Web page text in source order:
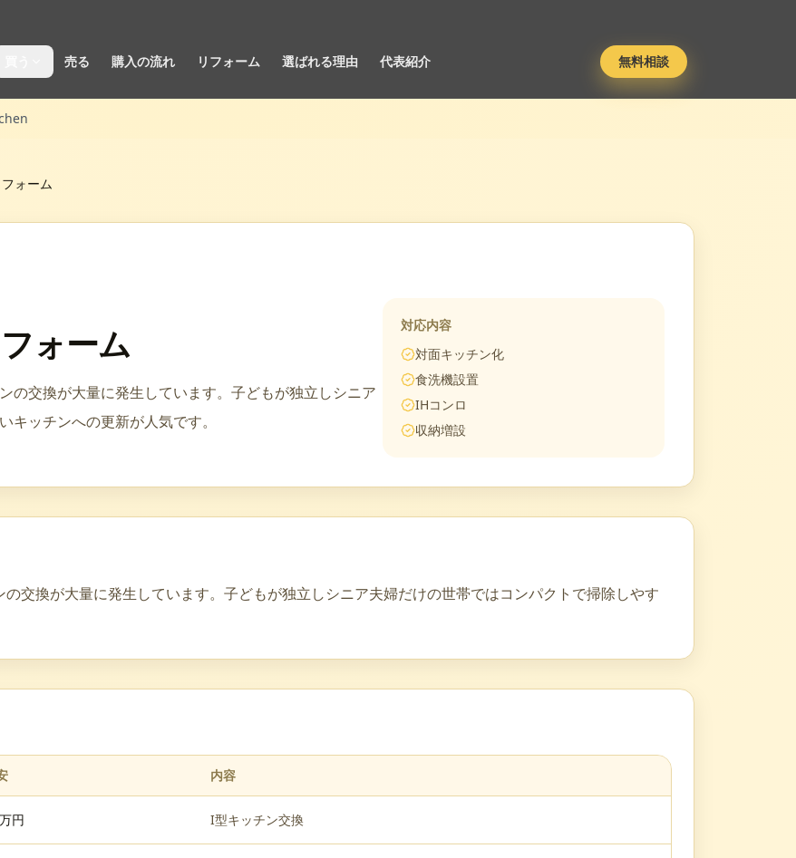
売る 購入の流れ リフォーム 選ばれる理由 代表紹介 無料相談
ォーム
ォーム
の交換が大量に発生しています。子どもが独立しシニア
ッチンへの更新が人気です。
対応内容
対面キッチン化
食洗機設置
IHコンロ
収納増設
交換が大量に発生しています。子どもが独立しシニア夫婦だけの世帯ではコンパクトで掃除しやす
内容
円 I型キッチン交換